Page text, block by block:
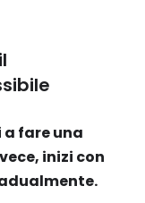
a fare una
inizi con